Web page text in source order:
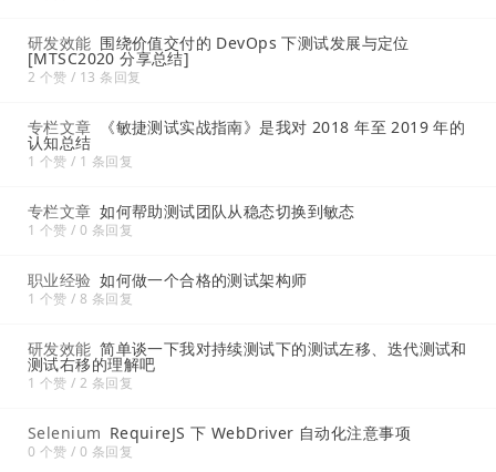
研发效能 围绕价值交付的 DevOps 下测试发展与定位
[MTSC2020 分享总结]
2 个赞 / 13 条回复
专栏文章 《敏捷测试实战指南》是我对 2018 年至 2019 年的
认知总结
1 个赞 / 1 条回复
专栏文章 如何帮助测试团队从稳态切换到敏态
1 个赞 / 0 条回复
职业经验 如何做一个合格的测试架构师
1 个赞 / 8 条回复
研发效能 简单谈一下我对持续测试下的测试左移、迭代测试和
测试右移的理解吧
1 个赞 / 2 条回复
Selenium RequireJS 下 WebDriver 自动化注意事项
0 个赞 / 0 条回复